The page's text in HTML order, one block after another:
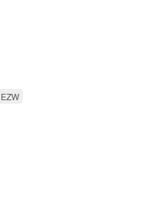
EZW